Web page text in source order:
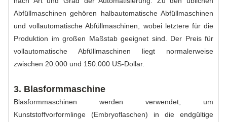
Abfüllmaschinen gehören halbautomatische Abfüllmaschinen
und vollautomatische Abfüllmaschinen, wobei letztere für die
Produktion im großen Maßstab geeignet sind. Der Preis für
vollautomatische Abfüllmaschinen liegt normalerweise
zwischen 20.000 und 150.000 US-Dollar.
3. Blasformmaschine
Blasformmaschinen werden verwendet, um
Kunststoffvorformlinge (Embryoflaschen) in die endgültige